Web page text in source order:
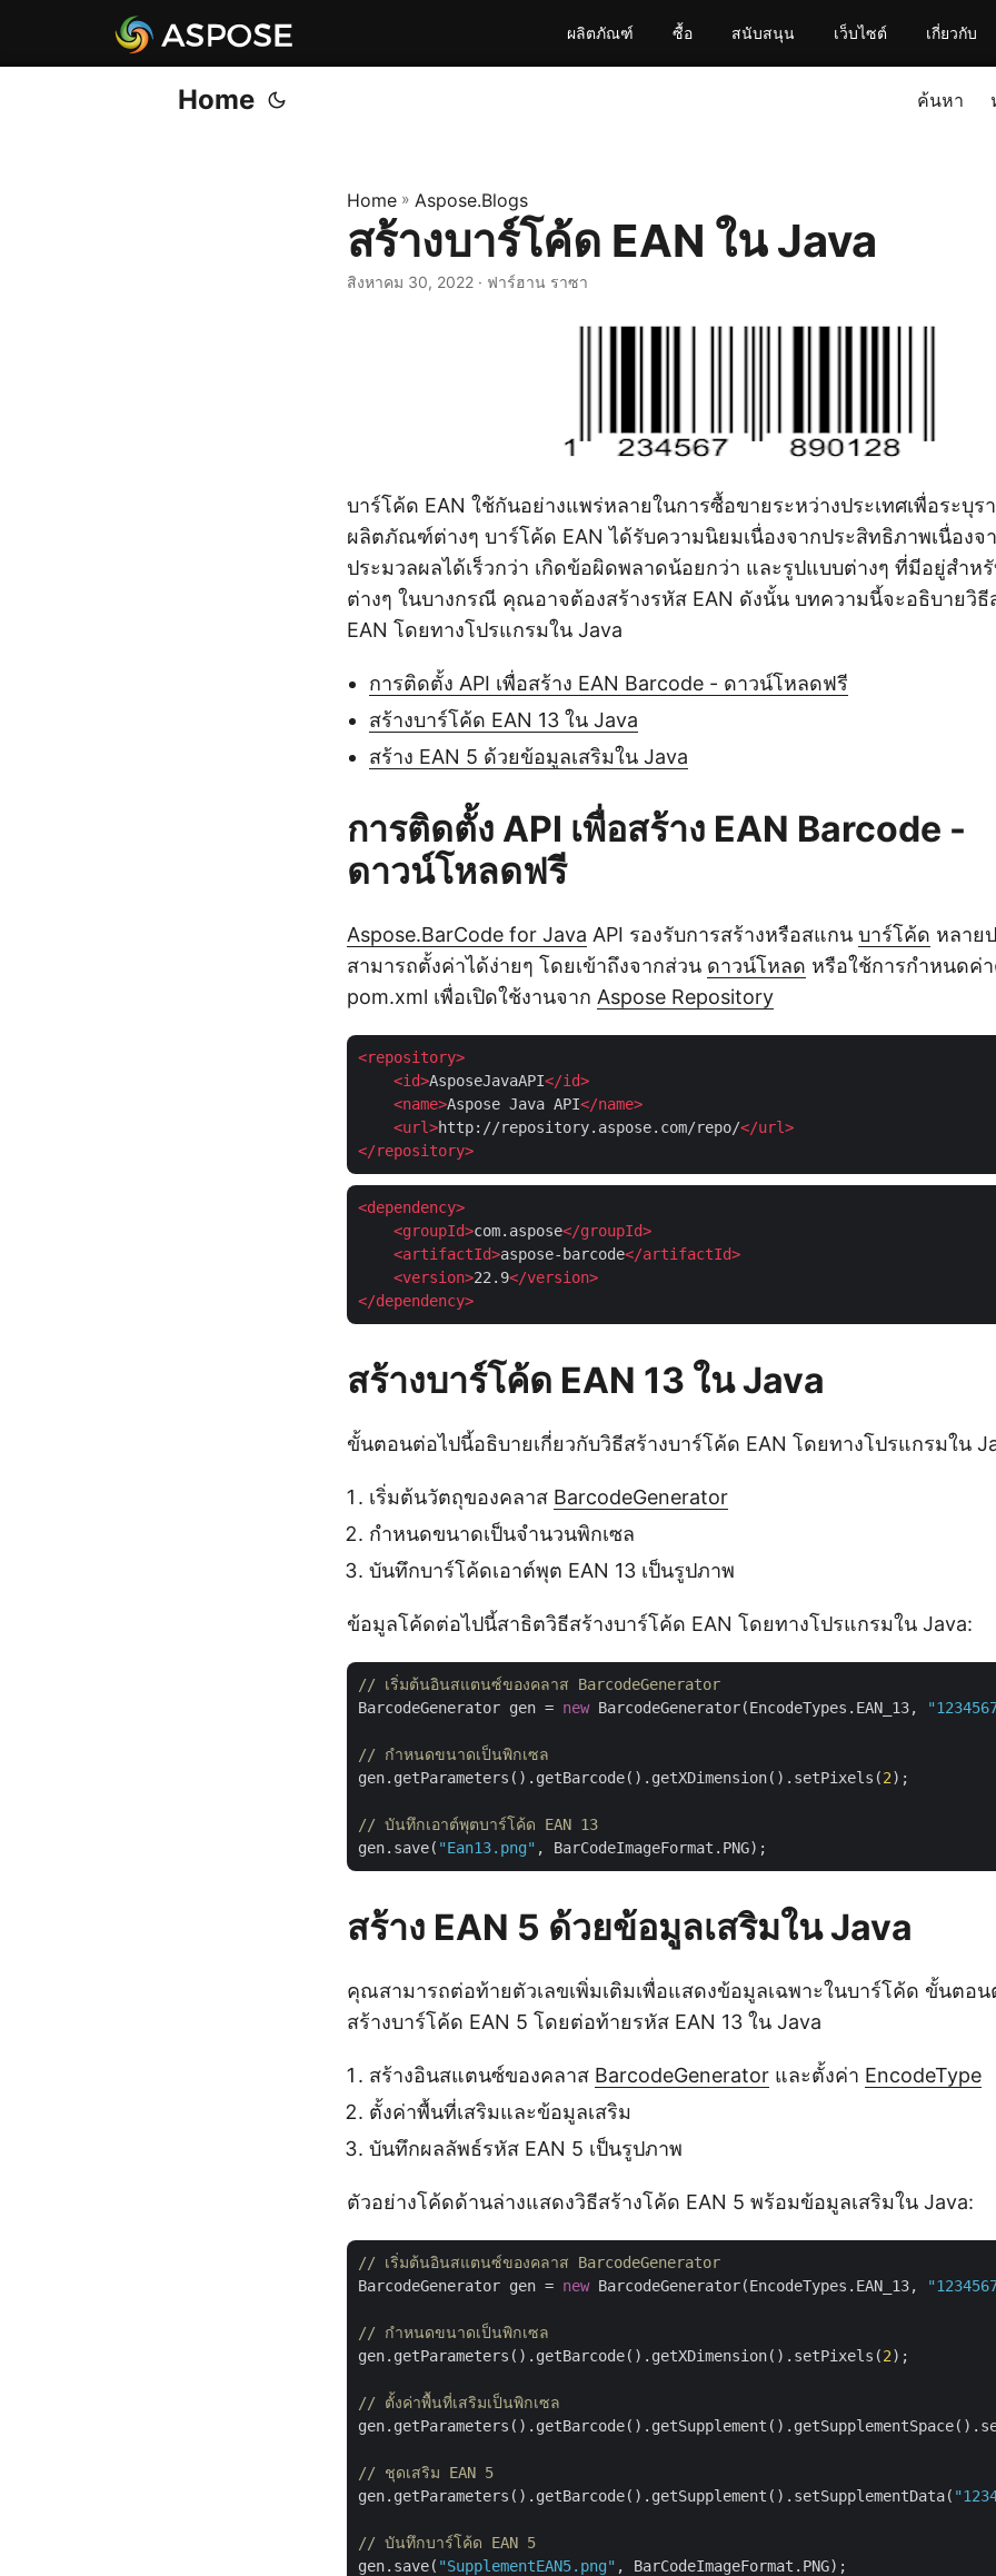
ผลิตภัณฑ์ ซื้อ สนับสนุน เว็บไซต์ เกี่ยวกับ
Home ค้นหา
Home » Aspose.Blogs
สร้างบาร์โค้ด EAN ใน Java
สิงหาคม 30, 2022 · ฟาร์ฮาน ราซา
บาร์โค้ด EAN ใช้กันอย่างแพร่หลายในการซื้อขายระหว่างประเทศเพื่อระบุร
ผลิตภัณฑ์ต่างๆ บาร์โค้ด EAN ได้รับความนิยมเนื่องจากประสิทธิภาพเนื่องจ
ประมวลผลได้เร็วกว่า เกิดข้อผิดพลาดน้อยกว่า และรูปแบบต่างๆ ที่มีอยู่สำห
ต่างๆ ในบางกรณี คุณอาจต้องสร้างรหัส EAN ดังนั้น บทความนี้จะอธิบายวิธี
EAN โดยทางโปรแกรมใน Java
การติดตั้ง API เพื่อสร้าง EAN Barcode - ดาวน์โหลดฟรี
สร้างบาร์โค้ด EAN 13 ใน Java
สร้าง EAN 5 ด้วยข้อมูลเสริมใน Java
การติดตั้ง API เพื่อสร้าง EAN Barcode -
ดาวน์โหลดฟรี
Aspose.BarCode for Java API รองรับการสร้างหรือสแกน บาร์โค้ด หลาย
สามารถตั้งค่าได้ง่ายๆ โดยเข้าถึงจากส่วน ดาวน์โหลด หรือใช้การกำหนดค่
pom.xml เพื่อเปิดใช้งานจาก Aspose Repository
<repository>
<id>AsposeJavaAPI</id>
<name>Aspose Java API</name>
<url>http://repository.aspose.com/repo/</url>
</repository>
<dependency>
<groupId>com.aspose</groupId>
<artifactId>aspose-barcode</artifactId>
<version>22.9</version>
</dependency>
สร้างบาร์โค้ด EAN 13 ใน Java
ขั้นตอนต่อไปนี้อธิบายเกี่ยวกับวิธีสร้างบาร์โค้ด EAN โดยทางโปรแกรมใน
เริ่มต้นวัตถุของคลาส BarcodeGenerator
กำหนดขนาดเป็นจำนวนพิกเซล
บันทึกบาร์โค้ดเอาต์พุต EAN 13 เป็นรูปภาพ
ข้อมูลโค้ดต่อไปนี้สาธิตวิธีสร้างบาร์โค้ด EAN โดยทางโปรแกรมใน Java:
// เริ่มต้นอินสแตนซ์ของคลาส BarcodeGenerator
BarcodeGenerator gen = new BarcodeGenerator(EncodeTypes.EAN_13,
// กำหนดขนาดเป็นพิกเซล
gen.getParameters().getBarcode().getXDimension().setPixels(2);
// บันทึกเอาต์พุตบาร์โค้ด EAN 13
gen.save( "Ean13.png"
สร้าง EAN 5 ด้วยข้อมูลเสริมใน Java
คุณสามารถต่อท้ายตัวเลขเพิ่มเติมเพื่อแสดงข้อมูลเฉพาะในบาร์โค้ด ขั้นตอ
สร้างบาร์โค้ด EAN 5 โดยต่อท้ายรหัส EAN 13 ใน Java
สร้างอินสแตนซ์ของคลาส BarcodeGenerator และตั้งค่า EncodeType
ตั้งค่าพื้นที่เสริมและข้อมูลเสริม
บันทึกผลลัพธ์รหัส EAN 5 เป็นรูปภาพ
ตัวอย่างโค้ดด้านล่างแสดงวิธีสร้างโค้ด EAN 5 พร้อมข้อมูลเสริมใน Java:
// เริ่มต้นอินสแตนซ์ของคลาส BarcodeGenerator
BarcodeGenerator gen = new BarcodeGenerator(EncodeTypes.EAN_13,
// กำหนดขนาดเป็นพิกเซล
gen.getParameters().getBarcode().getXDimension().setPixels(2);
// ตั้งค่าพื้นที่เสริมเป็นพิกเซล
// ชุดเสริม EAN 5
gen.getParameters().getBarcode().getSupplement().setSupplementData(
// บันทึกบาร์โค้ด EAN 5
gen.save( "SupplementEAN5.png"